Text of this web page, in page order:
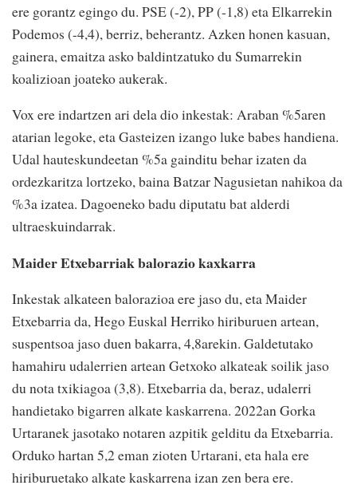
ere gorantz egingo du. PSE (-2), PP (-1,8) eta Elkarrekin
Podemos (-4,4), berriz, beherantz. Azken honen kasuan,
gainera, emaitza asko baldintzatuko du Sumarrekin
koalizioan joateko aukerak.
Vox ere indartzen ari dela dio inkestak: Araban %5aren
atarian legoke, eta Gasteizen izango luke babes handiena.
Udal hauteskundeetan %5a gainditu behar izaten da
ordezkaritza lortzeko, baina Batzar Nagusietan nahikoa da
%3a izatea. Dagoeneko badu diputatu bat alderdi
ultraeskuindarrak.
Maider Etxebarriak balorazio kaxkarra
Inkestak alkateen balorazioa ere jaso du, eta Maider
Etxebarria da, Hego Euskal Herriko hiriburuen artean,
suspentsoa jaso duen bakarra, 4,8arekin. Galdetutako
hamahiru udalerrien artean Getxoko alkateak soilik jaso
du nota txikiagoa (3,8). Etxebarria da, beraz, udalerri
handietako bigarren alkate kaskarrena. 2022an Gorka
Urtaranek jasotako notaren azpitik gelditu da Etxebarria.
Orduko hartan 5,2 eman zioten Urtarani, eta hala ere
hiriburuetako alkate kaskarrena izan zen bera ere.